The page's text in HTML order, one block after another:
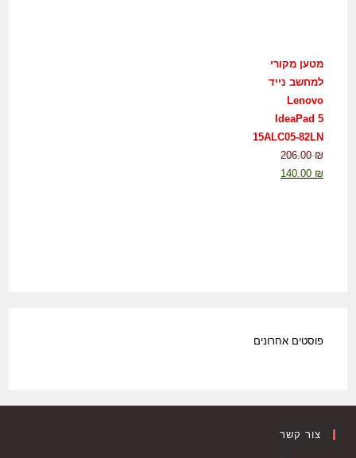
מטען מקורי
למחשב נייד
Lenovo
IdeaPad 5
15ALC05-82LN
206.00₪
140.00 ₪
פוסטים אחרונים
צור קשר